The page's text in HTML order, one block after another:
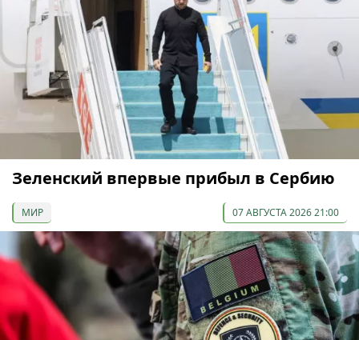
Зеленский впервые прибыл в Сербию
МИР 07 АВГУСТА 2026 21:00